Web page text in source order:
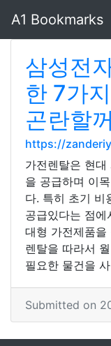
A1 Bookmarks
삼성전
한 7가
곤란할
https://
가전렌탈은 현
을 공급하며 이
다. 특히 초기 비
공급있다는 점
대형 가전제품을
렌탈을 따라서
필요한 물건을
Submitted on